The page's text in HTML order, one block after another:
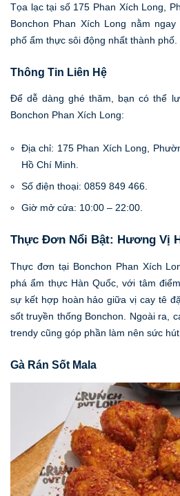
Tọa lạc tại số 175 Phan Xích Long,
Bonchon Phan Xích Long nằm
phố ẩm thực sôi động nhất thành phố.
Thông Tin Liên Hệ
Để dễ dàng ghé thăm, bạn có thể
Bonchon Phan Xích Long:
Địa chỉ: 175 Phan Xích Long,
Hồ Chí Minh.
Số điện thoại: 0859 849 466.
Giờ mở cửa: 10:00 – 22:00.
Thực Đơn Nổi Bật: Hương Vị
Thực đơn tại Bonchon Phan Xích
phá ẩm thực Hàn Quốc, với tâm
sự kết hợp hoàn hảo giữa vị cay tê
sốt truyền thống Bonchon. Ngoài ra,
trendy cũng góp phần làm nên sức hút
Gà Rán Sốt Mala